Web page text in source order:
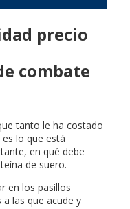
precio
combate
tanto le ha costado
lo que está
en qué debe
de suero.
en los pasillos
las que acude y